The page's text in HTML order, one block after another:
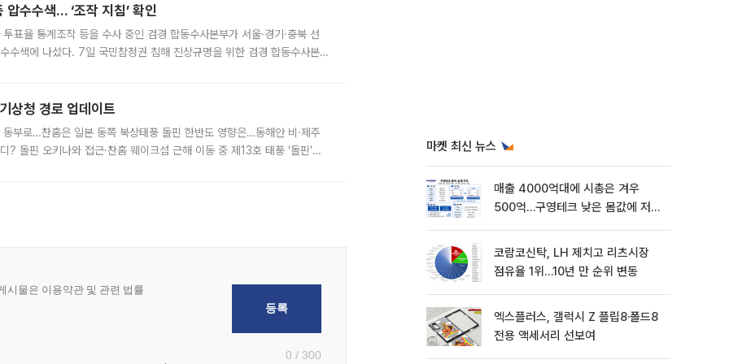
압수수색… ‘조작 지침’ 확인
표율 통계조작 등을 수사 중인 검경 합동수사본부가 서울·경기·충북 선
수색에 나섰다. 7일 국민참정권 침해 진상규명을 위한 검경 합동수사본
상청 경로 업데이트
부로…찬홈은 일본 동쪽 북상태풍 돌핀 한반도 영향은…동해안 비·제주
? 돌핀 오키나와 접근·찬홈 웨이크섬 근해 이동 중 제13호 태풍 ‘돌핀’이
0 / 300
마켓 최신 뉴스
매출 4000억대에 시총은 겨우
500억…구영테크 낮은 몸값에 저가
코람코신탁, LH 제치고 리츠시장
점유율 1위…10년 만 순위 변동
엑스플러스, 갤럭시 Z 플립8·폴드8
전용 액세서리 선보여